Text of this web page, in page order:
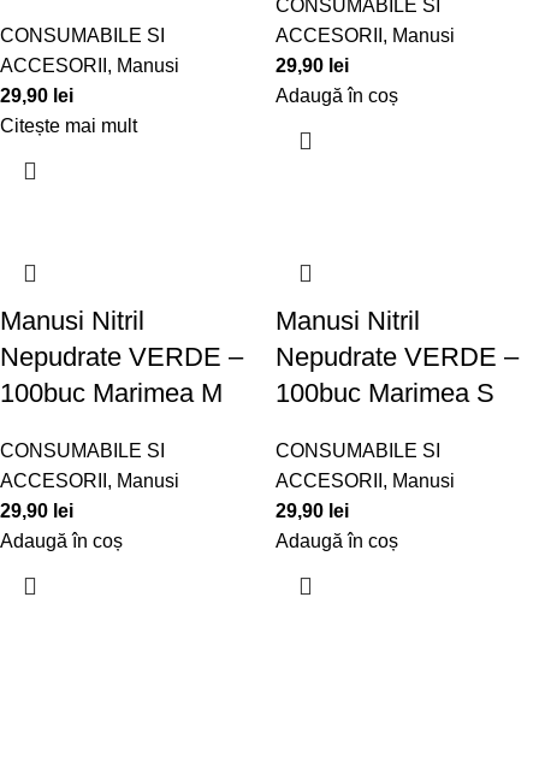
CONSUMABILE SI
ACCESORII , Manusi
29,90 lei
Citește mai mult
CONSUMABILE SI
ACCESORII , Manusi
29,90 lei
Adaugă în coș
Manusi Nitril
Nepudrate VERDE –
100buc Marimea M
CONSUMABILE SI
ACCESORII , Manusi
29,90 lei
Adaugă în coș
Manusi Nitril
Nepudrate VERDE –
100buc Marimea S
CONSUMABILE SI
ACCESORII , Manusi
29,90 lei
Adaugă în coș